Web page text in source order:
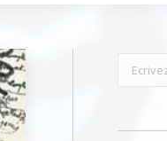
Recherche
: